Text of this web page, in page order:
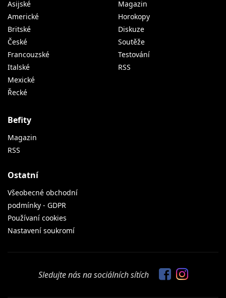
Asijské
Americké
Britské
České
Francouzské
Italské
Mexické
Řecké
Magazin
Horokopy
Diskuze
Soutěže
Testování
RSS
Befity
Magazin
RSS
Ostatní
Všeobecné obchodní
podmínky - GDPR
Používaní cookies
Nastavení soukromí
Sledujte nás na sociálních sítích